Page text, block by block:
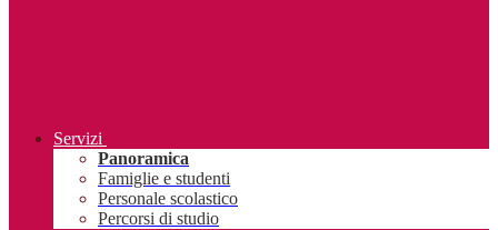
Servizi
Panoramica
Famiglie e studenti
Personale scolastico
Percorsi di studio